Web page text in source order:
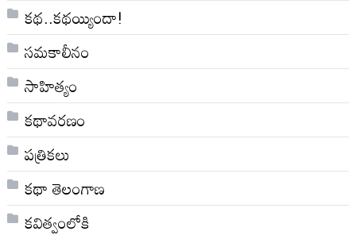
కథ..కథయ్యిందా!
సమకాలీనం
సాహిత్యం
కథావరణం
పత్రికలు
కథా తెలంగాణ
కవిత్వంలోకి